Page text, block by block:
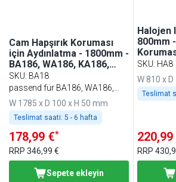
Cam Hapşırık Koruması
için Aydınlatma - 1800mm -
BA186, WA186, KA186,
PA186 ve EA186 ile uyumlu
SKU: BA18
passend für BA186, WA186,
KA186, PA186 & EA186
W 1785 x D 100 x H 50 mm
Teslimat saati: 5 - 6 hafta
178,99 €*
RRP 346,99 €
Sepete ekleyin
Halojen
800mm
için
SKU: HA8
W 810 x
Teslimat
RRP